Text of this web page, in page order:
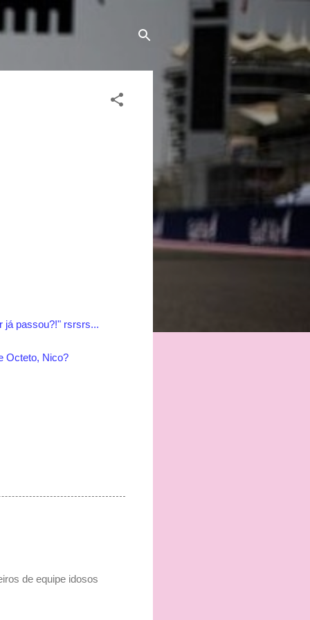
já passou?!" rsrsrs...
Octeto, Nico?
de equipe idosos